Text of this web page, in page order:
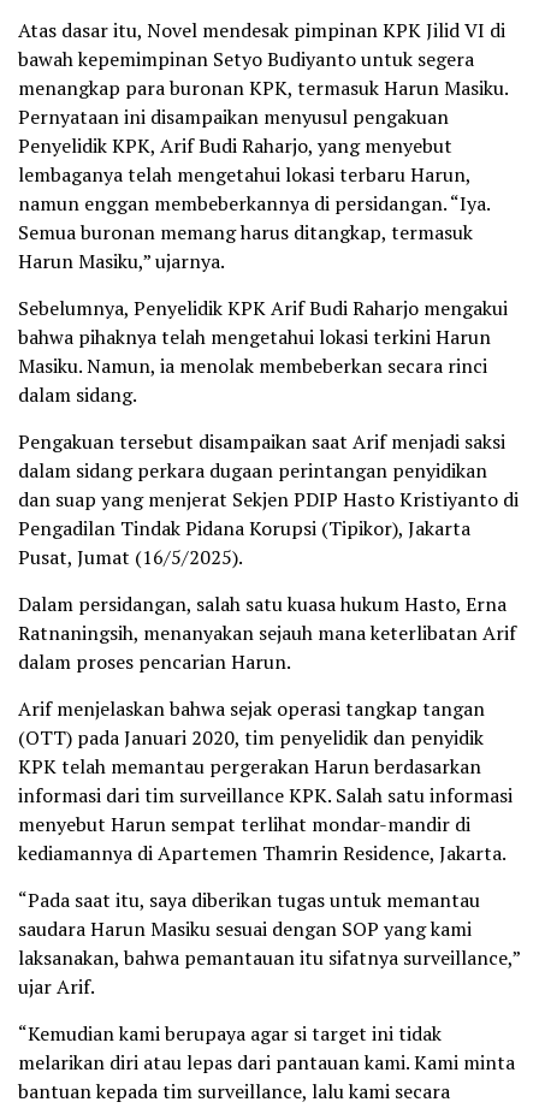
Atas dasar itu, Novel mendesak pimpinan KPK Jilid VI di
bawah kepemimpinan Setyo Budiyanto untuk segera
menangkap para buronan KPK, termasuk Harun Masiku.
Pernyataan ini disampaikan menyusul pengakuan
Penyelidik KPK, Arif Budi Raharjo, yang menyebut
lembaganya telah mengetahui lokasi terbaru Harun,
namun enggan membeberkannya di persidangan. “Iya.
Semua buronan memang harus ditangkap, termasuk
Harun Masiku,” ujarnya.
Sebelumnya, Penyelidik KPK Arif Budi Raharjo mengakui
bahwa pihaknya telah mengetahui lokasi terkini Harun
Masiku. Namun, ia menolak membeberkan secara rinci
dalam sidang.
Pengakuan tersebut disampaikan saat Arif menjadi saksi
dalam sidang perkara dugaan perintangan penyidikan
dan suap yang menjerat Sekjen PDIP Hasto Kristiyanto di
Pengadilan Tindak Pidana Korupsi (Tipikor), Jakarta
Pusat, Jumat (16/5/2025).
Dalam persidangan, salah satu kuasa hukum Hasto, Erna
Ratnaningsih, menanyakan sejauh mana keterlibatan Arif
dalam proses pencarian Harun.
Arif menjelaskan bahwa sejak operasi tangkap tangan
(OTT) pada Januari 2020, tim penyelidik dan penyidik
KPK telah memantau pergerakan Harun berdasarkan
informasi dari tim surveillance KPK. Salah satu informasi
menyebut Harun sempat terlihat mondar-mandir di
kediamannya di Apartemen Thamrin Residence, Jakarta.
“Pada saat itu, saya diberikan tugas untuk memantau
saudara Harun Masiku sesuai dengan SOP yang kami
laksanakan, bahwa pemantauan itu sifatnya surveillance,”
ujar Arif.
“Kemudian kami berupaya agar si target ini tidak
melarikan diri atau lepas dari pantauan kami. Kami minta
bantuan kepada tim surveillance, lalu kami secara